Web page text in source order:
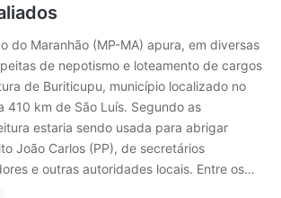
do Maranhão (MP-MA) apura, em diversas
de nepotismo e loteamento de cargos
de Buriticupu, município localizado no
410 km de São Luís. Segundo as
estaria sendo usada para abrigar
João Carlos (PP), de secretários
e outras autoridades locais. Entre os…